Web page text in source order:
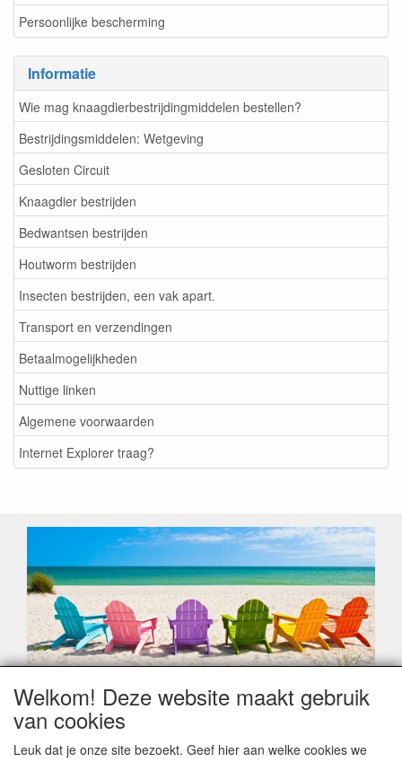
Persoonlijke bescherming
Informatie
Wie mag knaagdierbestrijdingmiddelen bestellen?
Bestrijdingsmiddelen: Wetgeving
Gesloten Circuit
Knaagdier bestrijden
Bedwantsen bestrijden
Houtworm bestrijden
Insecten bestrijden, een vak apart.
Transport en verzendingen
Betaalmogelijkheden
Nuttige linken
Algemene voorwaarden
Internet Explorer traag?
Geachte klant,
Zoals elk jaar zorgt de verlofperiode, naast een hoop
leveringsproblemen.
Welkom! Deze website maakt gebruik
van cookies
Leuk dat je onze site bezoekt. Geef hier aan welke cookies we